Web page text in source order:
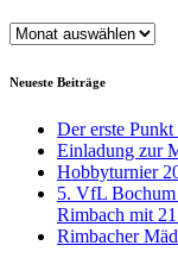
Archiv
Neueste Beiträge
Der erste
Einladung zur
Hobbyturnier
5. VfL Bochum
Rimbach mit
Rimbacher